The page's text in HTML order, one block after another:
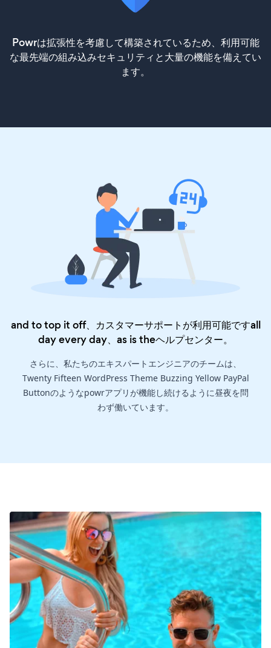
Powrは拡張性を考慮して構築されているため、利用可能
な最先端の組み込みセキュリティと大量の機能を備えてい
ます。
and to top it off、カスタマーサポートが利用可能ですall
day every day、as is theヘルプセンター。
さらに、私たちのエキスパートエンジニアのチームは、
Twenty Fifteen WordPress Theme Buzzing Yellow PayPal
Buttonのようなpowrアプリが機能し続けるように昼夜を問
わず働いています。